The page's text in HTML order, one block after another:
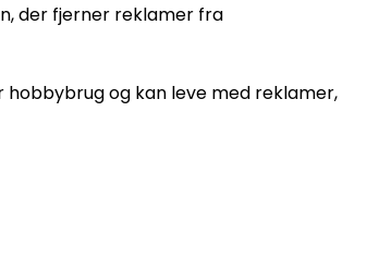
der fjerner reklamer fra
og kan leve med reklamer,